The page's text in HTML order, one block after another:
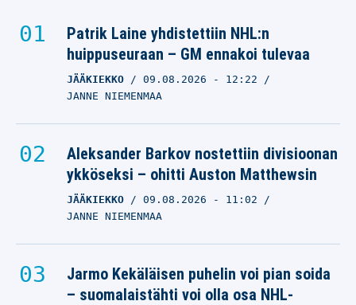
Patrik Laine yhdistettiin NHL:n
huippuseuraan – GM ennakoi tulevaa
JÄÄKIEKKO 09.08.2026 - 12:22
JANNE NIEMENMAA
Aleksander Barkov nostettiin divisioonan
ykköseksi – ohitti Auston Matthewsin
JÄÄKIEKKO 09.08.2026 - 11:02
JANNE NIEMENMAA
Jarmo Kekäläisen puhelin voi pian soida
– suomalaistähti voi olla osa NHL-